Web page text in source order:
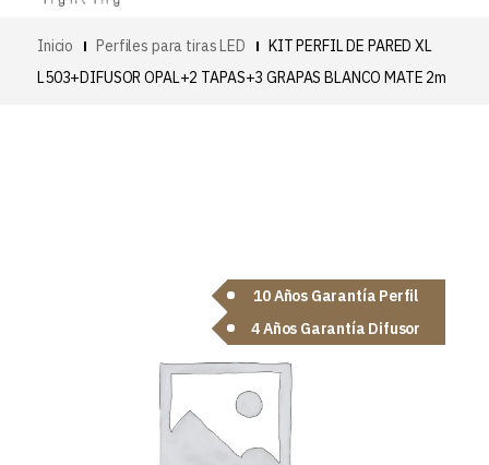
Inicio Perfiles para tiras LED
KIT PERFIL DE PARED XL
L503+DIFUSOR OPAL+2 TAPAS+3 GRAPAS BLANCO MATE 2m
10 Años Garantía Perfil
4 Años Garantía Difusor